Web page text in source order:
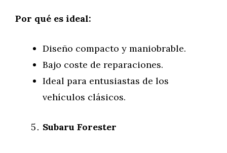
Por qué es ideal:
Diseño compacto y maniobrable.
Bajo coste de reparaciones.
Ideal para entusiastas de los
vehículos clásicos.
Subaru Forester